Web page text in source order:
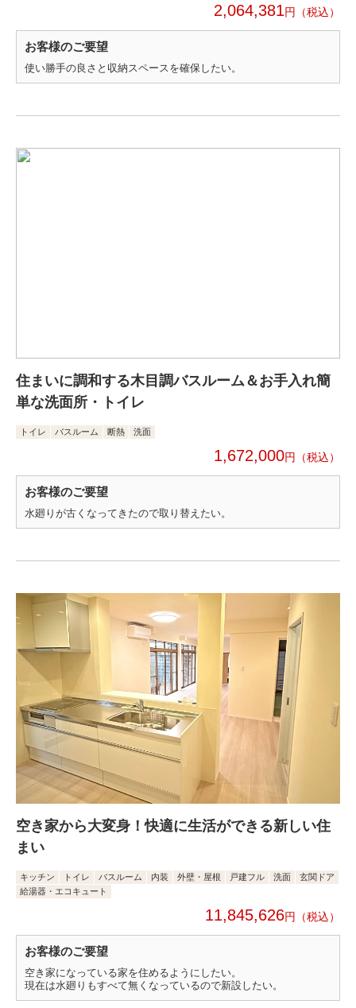
2,064,381円
お客様のご要望
使い勝手の良さと収納スペースを確保したい。
住まいに調和する木目調バスルーム＆お手入れ簡
単な洗面所・トイレ
トイレ バスルーム 断熱 洗面
1,672,000円
お客様のご要望
水廻りが古くなってきたので取り替えたい。
空き家から大変身！快適に生活ができる新しい住
まい
キッチン トイレ バスルーム 内装 外壁・屋根 戸建フル 洗面
玄関ドア
給湯器・エコキュート
11,845,626円
お客様のご要望
空き家になっている家を住めるようにしたい。
現在は水廻りもすべて無くなっているので新設したい。